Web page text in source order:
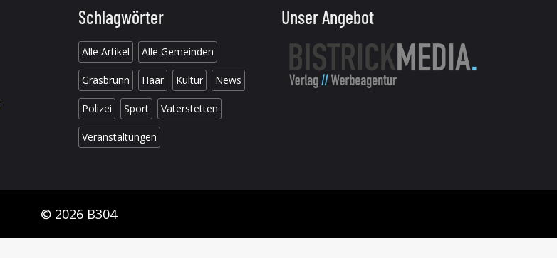
Schlagwörter
Alle Artikel Alle Gemeinden
Grasbrunn Haar Kultur News
Polizei Sport Vaterstetten
Veranstaltungen
Unser Angebot
© 2026 B304